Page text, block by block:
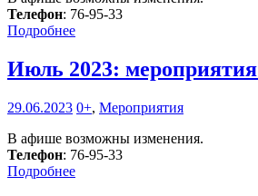
Телефон: 76-95-33
Подробнее
Июль 2023: мероприятия
29.06.2023 0+, Мероприятия
В афише возможны изменения.
Телефон: 76-95-33
Подробнее